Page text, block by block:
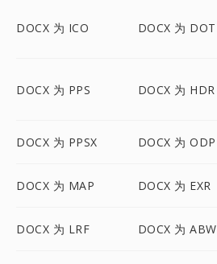
DOCX 为 ICO DOCX 为 DOT
DOCX 为 PPS DOCX 为 HDR
DOCX 为 PPSX DOCX 为 ODP
DOCX 为 MAP DOCX 为 EXR
DOCX 为 LRF DOCX 为 ABW